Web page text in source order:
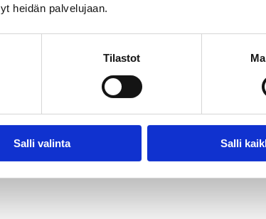
heidän palvelujaan.
Tilastot
Salli valinta Salli